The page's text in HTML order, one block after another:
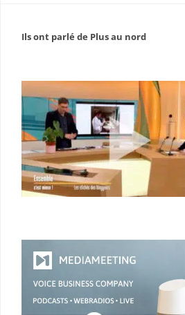
Ils ont parlé de Plus au nord